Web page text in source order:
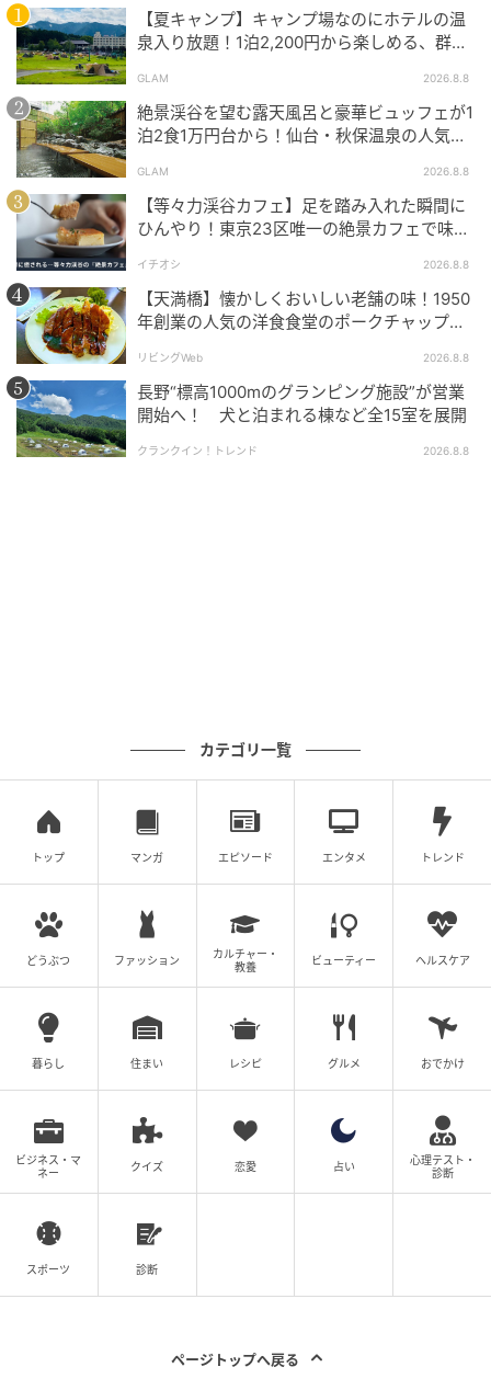
客室はソファ・ベッド・ダイニングテーブルを備えた
広めのスイートルームで、間接照明が空間をやわらか
く包みます。
愛犬と入れる温泉露天風呂付きの中庭エリアが設けら
れ、箱根の自然と温泉を愛犬とともに堪能できます。
館内のすべての空間が人と愛犬が一緒に過ごせるよう
設計されており、上質な温泉体験と箱根の自然との調
和が空間設計の核心となっています。
樹木に囲まれた道路沿いに立ちます。
計で、愛犬との旅において景観そのものが滞在体験の
一部となっています。
風呂、そして和モダンのダイニングと広々としたスイ
ートルームが揃う「THE SCENE HAKONE YUMOTO」
は、2026年秋の開業に向けて準備が進んでいます。
愛犬とともに過ごす特別な旅を箱根湯本で体験できる
施設として、注目を集めています。
ハートフル・ホスピタリティ「THE SCENE HAKONE
YUMOTO」の紹介でした。
よくある質問
Q. 「THE SCENE HAKONE YUMOTO」への
【夏キャンプ】キャンプ場なのにホテルの温
泉入り放題！1泊2,200円から楽しめる、群馬
GLAM 2026.8.8
絶景渓谷を望む露天風呂と豪華ビュッフェが1
泊2食1万円台から！仙台・秋保温泉の人気コ
GLAM 2026.8.8
【等々力渓谷カフェ】足を踏み入れた瞬間に
ひんやり！東京23区唯一の絶景カフェで味わ
イチオシ 2026.8.8
【天満橋】懐かしくおいしい老舗の味！1950
年創業の人気の洋食食堂のポークチャップ！
リビングWeb 2026.8.8
長野“標高1000mのグランピング施設”が営業
開始へ！ 犬と泊まれる棟など全15室を展開
クランクイン！トレンド 2026.8.8
カテゴリ一覧
トップ マンガ エピソード エンタメ トレンド
どうぶつ ファッション
カルチャー・
教養
ビューティー ヘルスケア
暮らし 住まい レシピ グルメ おでかけ
ビジネス・マ
ネー
クイズ 恋愛 占い
心理テスト・
診断
スポーツ 診断
ページトップへ戻る